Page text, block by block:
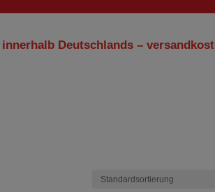
Deutschlands –